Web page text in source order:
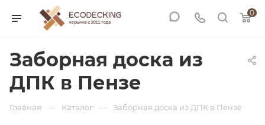
0
Заборная доска из
ДПК в Пензе
Главная — Каталог — Заборная доска из ДПК в Пензе